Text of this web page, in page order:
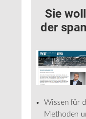
Sie
der
Wissen für
Methoden